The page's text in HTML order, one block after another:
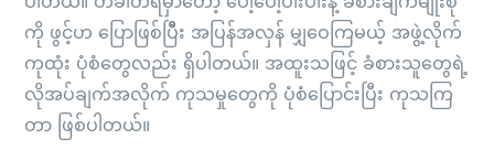
ကို ဖွင့်ဟ ပြောဖြစ်ပြီီး အပြန်အလှန် မျှဝေကြမယ့် အဖွဲ့လိုက်
ကုထုံး ပုံစံတွေလည်း ရှိပါတယ်။ အထူးသဖြင့် ခံစားသူတွေရဲ့
လိုအပ်ချက်အလိုက် ကုသမှုတွေကို ပုံစံပြောင်းပြီး ကုသကြ
တာ ဖြစ်ပါတယ်။